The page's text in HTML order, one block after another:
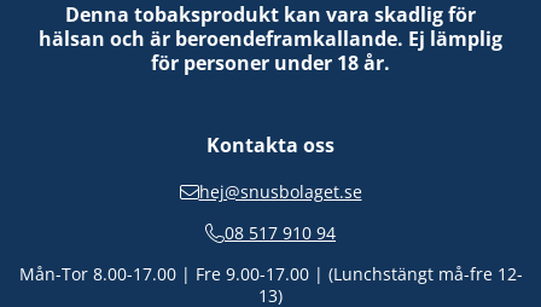
Denna tobaksprodukt kan vara skadlig för
hälsan och är beroendeframkallande. Ej lämplig
för personer under 18 år.
Kontakta oss
hej@snusbolaget.se
08 517 910 94
Mån-Tor 8.00-17.00 | Fre 9.00-17.00 | (Lunchstängt må-fre 12-
13)